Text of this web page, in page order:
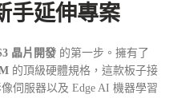
手延伸專案
晶片開發 的第一步。擁有了
的頂級硬體規格，這款板子接
伺服器以及 Edge AI 機器學習